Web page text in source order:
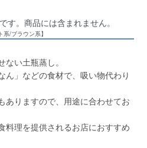
す。商品には含まれません。
/ブラウン系】
い土瓶蒸し。
ん」などの食材で、吸い物代わり
ありますので、用途に合わせてお
料理を提供されるお店におすすめ